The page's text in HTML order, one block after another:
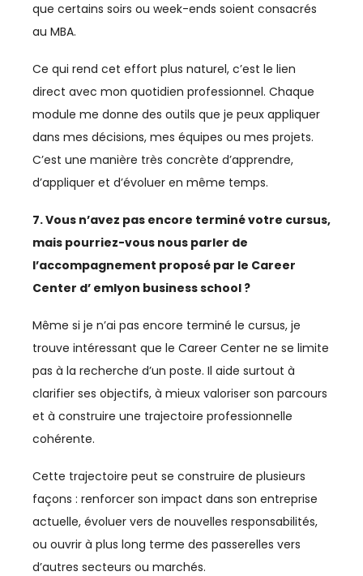
que certains soirs ou week-ends soient consacrés
au MBA.
Ce qui rend cet effort plus naturel, c’est le lien
direct avec mon quotidien professionnel. Chaque
module me donne des outils que je peux appliquer
dans mes décisions, mes équipes ou mes projets.
C’est une manière très concrète d’apprendre,
d’appliquer et d’évoluer en même temps.
7. Vous n’avez pas encore terminé votre cursus,
mais pourriez-vous nous parler de
l’accompagnement proposé par le Career
Center d’ emlyon business school ?
Même si je n’ai pas encore terminé le cursus, je
trouve intéressant que le Career Center ne se limite
pas à la recherche d’un poste. Il aide surtout à
clarifier ses objectifs, à mieux valoriser son parcours
et à construire une trajectoire professionnelle
cohérente.
Cette trajectoire peut se construire de plusieurs
façons : renforcer son impact dans son entreprise
actuelle, évoluer vers de nouvelles responsabilités,
ou ouvrir à plus long terme des passerelles vers
d’autres secteurs ou marchés.